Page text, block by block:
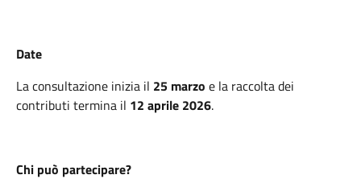
Date
La consultazione inizia il 25 marzo e la raccolta dei
contributi termina il 12 aprile 2026.
Chi può partecipare?